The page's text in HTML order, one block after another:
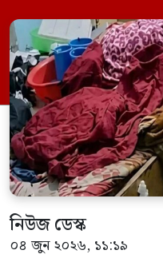
(বুয়েট) অধ্যাপক
তিনি পরিবারের
মিথ্যা বলে দাবি
গণমাধ্যমে দেওয়া
নিউজ ডেস্ক
০৪ জুন ২০২৬, ১১:১৯